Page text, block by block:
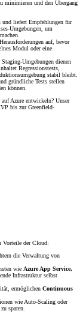
minimieren und den Übergang
und liefert Empfehlungen für
Umgebungen, um
auf, bevor
Modul oder eine
Umgebungen dienen
Regressionstests,
stabil bleibt.
gründliche Tests stellen
können.
Azure entwickeln? Unser
bis zur Greenfield-
Vorteile der Cloud:
die Verwaltung von
wie Azure App Service,
Infrastruktur selbst
ermöglichen Continuous
wie Auto-Scaling oder
sparen.